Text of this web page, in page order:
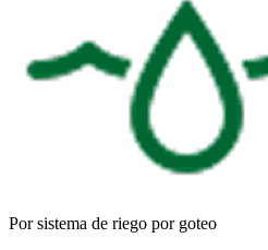
Por sistema de riego por goteo